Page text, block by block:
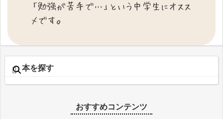
本を探す
おすすめコンテンツ
「勉強が苦手で…」という中学生にオスス
メです。